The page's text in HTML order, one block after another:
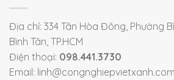
Địa chỉ: 334 Tân Hòa Đông, Phường
Bình Tân, TP.HCM
Điện thoại: 098.441.3730
Email: